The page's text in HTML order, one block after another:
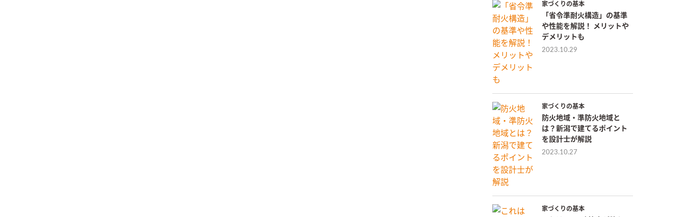
家づくりの基本
「省令準耐火構造」の基準
や性能を解説！ メリットや
デメリットも
2023.10.29
家づくりの基本
防火地域・準防火地域と
は？新潟で建てるポイント
を設計士が解説
2023.10.27
家づくりの基本